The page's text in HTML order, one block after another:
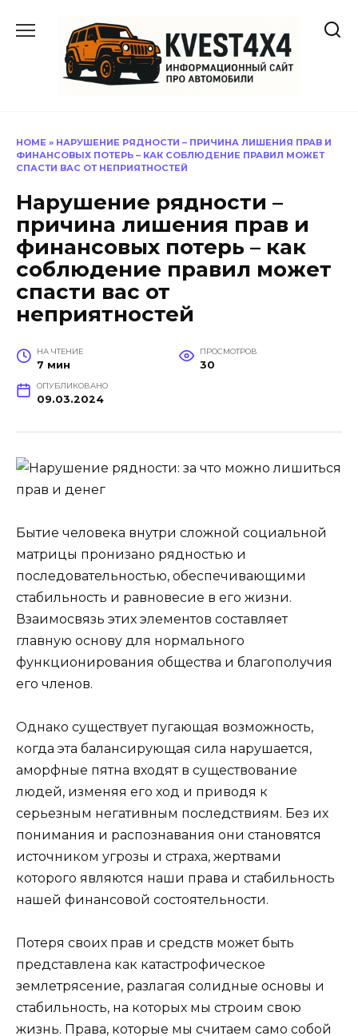
содержанию
HOME » НАРУШЕНИЕ РЯДНОСТИ – ПРИЧИНА ЛИШЕНИЯ ПРАВ И
ФИНАНСОВЫХ ПОТЕРЬ – КАК СОБЛЮДЕНИЕ ПРАВИЛ МОЖЕТ
СПАСТИ ВАС ОТ НЕПРИЯТНОСТЕЙ
Нарушение рядности –
причина лишения прав и
финансовых потерь – как
соблюдение правил может
спасти вас от
неприятностей
НА ЧТЕНИЕ
7 мин
ПРОСМОТРОВ
30
ОПУБЛИКОВАНО
09.03.2024
Бытие человека внутри сложной социальной
матрицы пронизано рядностью и
последовательностью, обеспечивающими
стабильность и равновесие в его жизни.
Взаимосвязь этих элементов составляет
главную основу для нормального
функционирования общества и благополучия
его членов.
Однако существует пугающая возможность,
когда эта балансирующая сила нарушается,
аморфные пятна входят в существование
людей, изменяя его ход и приводя к
серьезным негативным последствиям. Без их
понимания и распознавания они становятся
источником угрозы и страха, жертвами
которого являются наши права и стабильность
нашей финансовой состоятельности.
Потеря своих прав и средств может быть
представлена как катастрофическое
землетрясение, разлагая солидные основы и
стабильность, на которых мы строим свою
жизнь. Права, которые мы считаем само собой